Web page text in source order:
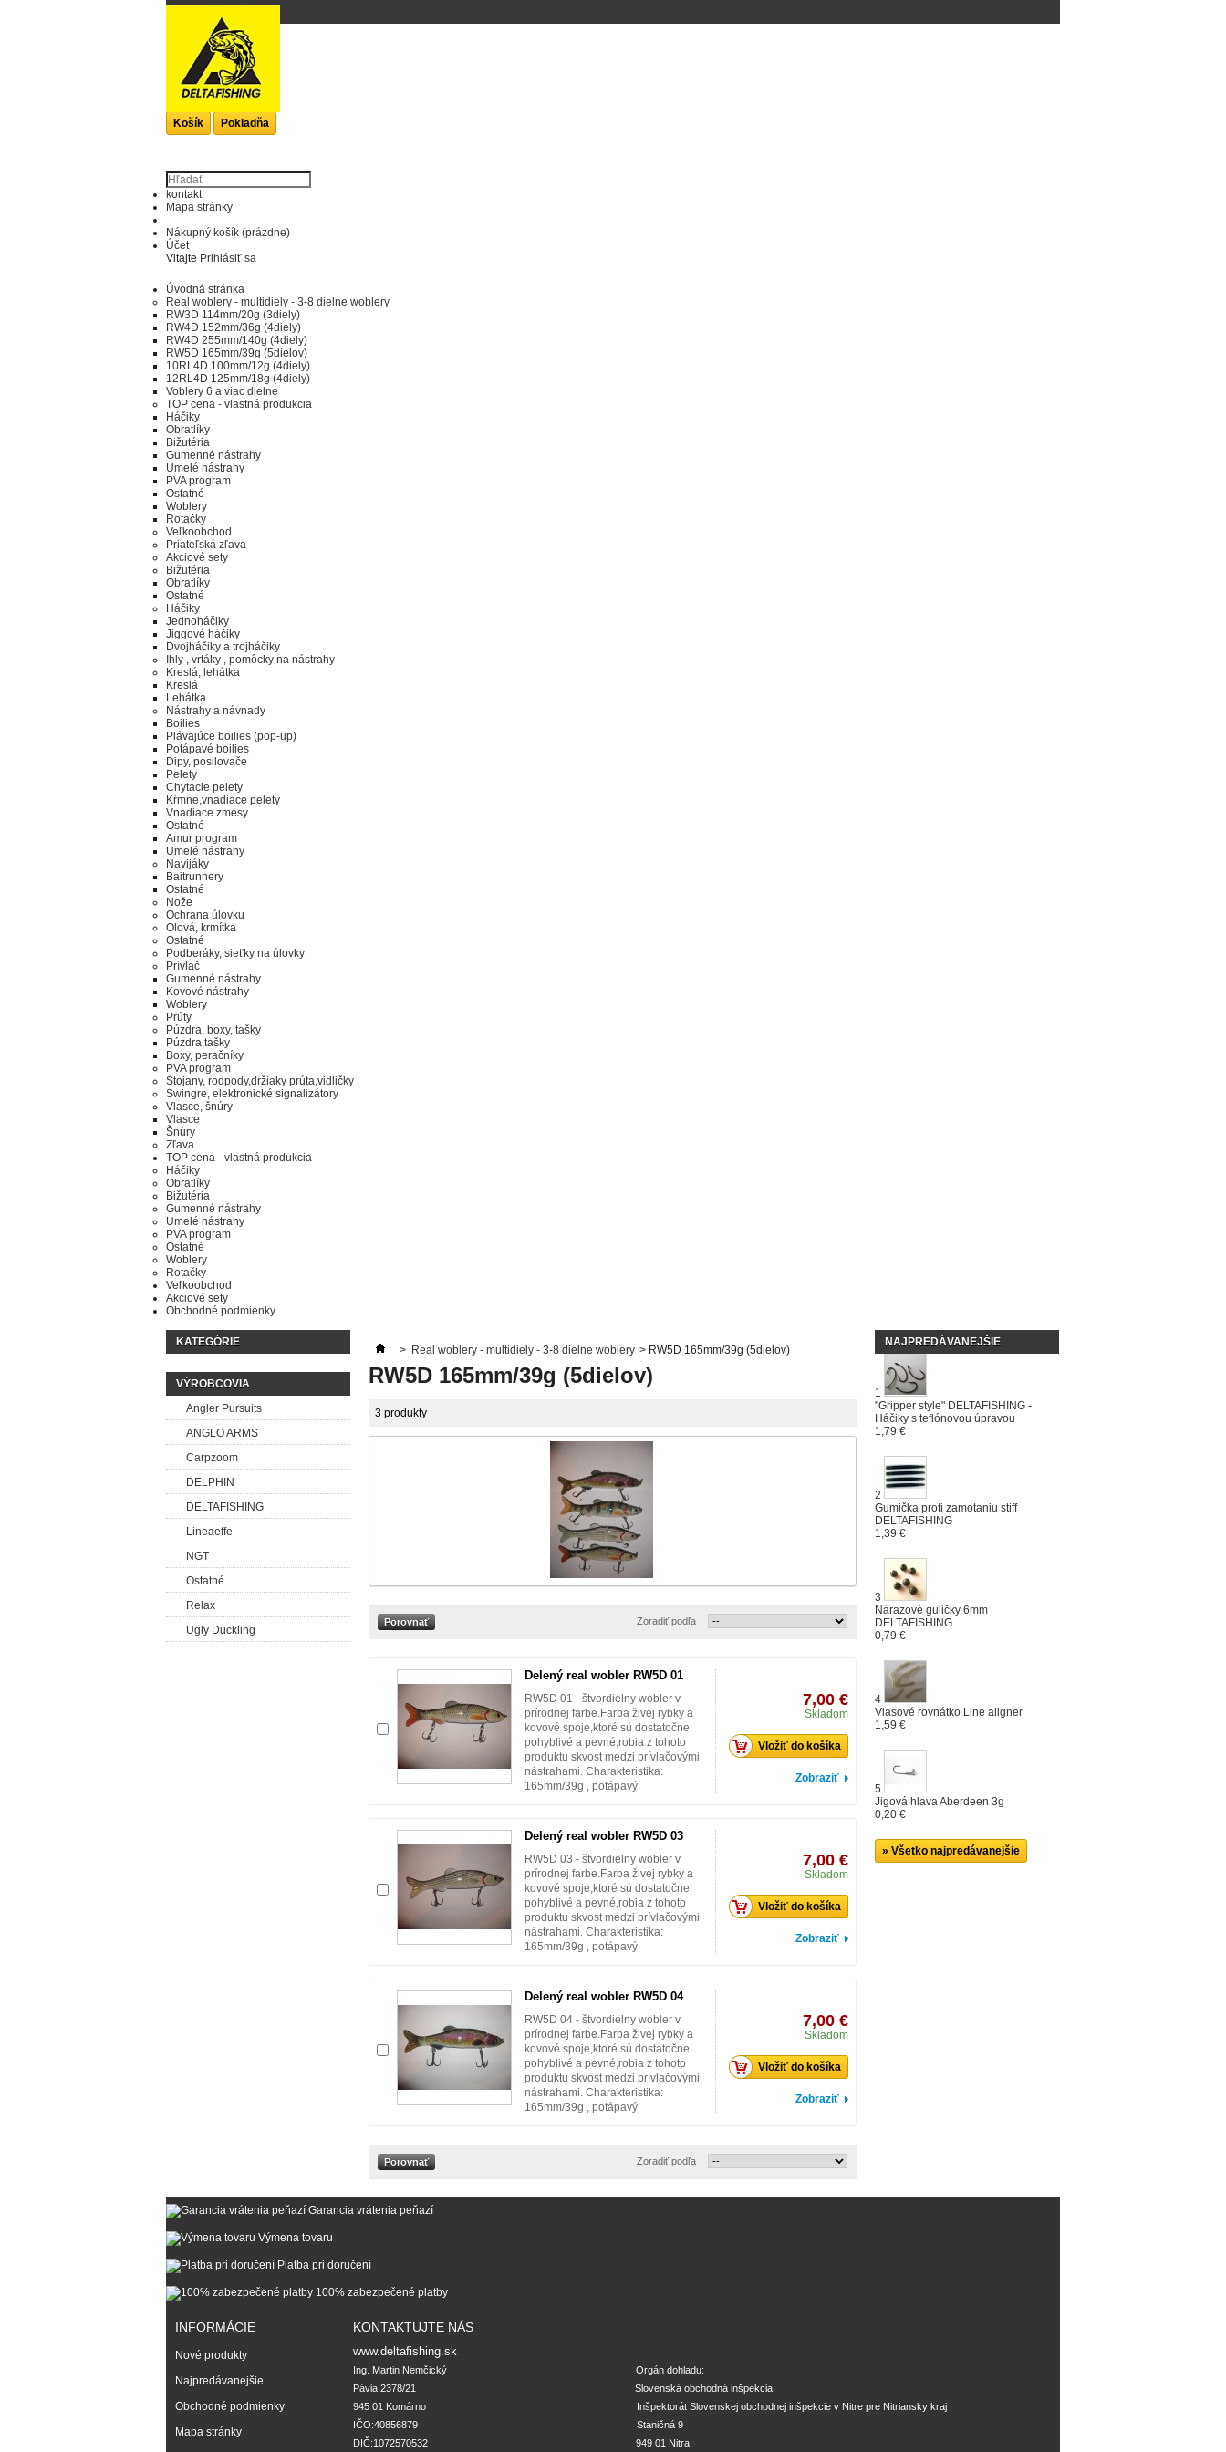
(prázdne)
Žiadne produkty
0,00 €
Poštovné
0,00 € Spolu
Košík Pokladňa
kontakt
Mapa stránky
Nákupný košík (prázdne)
Účet
Vitajte Prihlásiť sa
Úvodná stránka
Real woblery - multidiely - 3-8 dielne woblery
RW3D 114mm/20g (3diely)
RW4D 152mm/36g (4diely)
RW4D 255mm/140g (4diely)
RW5D 165mm/39g (5dielov)
10RL4D 100mm/12g (4diely)
12RL4D 125mm/18g (4diely)
Voblery 6 a viac dielne
TOP cena - vlastná produkcia
Háčiky
Obratlíky
Bižutéria
Gumenné nástrahy
Umelé nástrahy
PVA program
Ostatné
Woblery
Rotačky
Veľkoobchod
Priateľská zľava
Akciové sety
Bižutéria
Obratlíky
Ostatné
Háčiky
Jednoháčiky
Jiggové háčiky
Dvojháčiky a trojháčiky
Ihly , vrtáky , pomôcky na nástrahy
Kreslá, lehátka
Kreslá
Lehátka
Nástrahy a návnady
Boilies
Plávajúce boilies (pop-up)
Potápavé boilies
Dipy, posilovače
Pelety
Chytacie pelety
Kŕmne,vnadiace pelety
Vnadiace zmesy
Ostatné
Amur program
Umelé nástrahy
Navijáky
Baitrunnery
Ostatné
Nože
Ochrana úlovku
Olová, krmítka
Ostatné
Podberáky, sieťky na úlovky
Prívlač
Gumenné nástrahy
Kovové nástrahy
Woblery
Prúty
Púzdra, boxy, tašky
Púzdra,tašky
Boxy, peračníky
PVA program
Stojany, rodpody,držiaky prúta,vidličky
Swingre, elektronické signalizátory
Vlasce, šnúry
Vlasce
Šnúry
Zľava
TOP cena - vlastná produkcia
Háčiky
Obratlíky
Bižutéria
Gumenné nástrahy
Umelé nástrahy
PVA program
Ostatné
Woblery
Rotačky
Veľkoobchod
Akciové sety
Obchodné podmienky
KATEGÓRIE
VÝROBCOVIA
Angler Pursuits
ANGLO ARMS
Carpzoom
DELPHIN
DELTAFISHING
Lineaeffe
NGT
Ostatné
Relax
Ugly Duckling
> Real woblery - multidiely - 3-8 dielne woblery > RW5D 165mm/39g (5dielov)
RW5D 165mm/39g (5dielov)
3 produkty
Zoradiť podľa
Delený real wobler RW5D 01
RW5D 01 - štvordielny wobler v
prírodnej farbe.Farba živej rybky a
kovové spoje,ktoré sú dostatočne
pohyblivé a pevné,robia z tohoto
produktu skvost medzi prívlačovými
nástrahami. Charakteristika:
165mm/39g , potápavý
7,00 €
Skladom
Vložiť do košíka
Zobraziť
Delený real wobler RW5D 03
RW5D 03 - štvordielny wobler v
prírodnej farbe.Farba živej rybky a
kovové spoje,ktoré sú dostatočne
pohyblivé a pevné,robia z tohoto
produktu skvost medzi prívlačovými
nástrahami. Charakteristika:
165mm/39g , potápavý
7,00 €
Skladom
Vložiť do košíka
Zobraziť
Delený real wobler RW5D 04
RW5D 04 - štvordielny wobler v
prírodnej farbe.Farba živej rybky a
kovové spoje,ktoré sú dostatočne
pohyblivé a pevné,robia z tohoto
produktu skvost medzi prívlačovými
nástrahami. Charakteristika:
165mm/39g , potápavý
7,00 €
Skladom
Vložiť do košíka
Zobraziť
Zoradiť podľa
NAJPREDÁVANEJŠIE
1
"Gripper style" DELTAFISHING -
Háčiky s teflónovou úpravou
1,79 €
2
Gumička proti zamotaniu stiff
DELTAFISHING
1,39 €
3
Nárazové guličky 6mm
DELTAFISHING
0,79 €
4
Vlasové rovnátko Line aligner
1,59 €
5
Jigová hlava Aberdeen 3g
0,20 €
» Všetko najpredávanejšie
Garancia vrátenia peňazí
Výmena tovaru
Platba pri doručení
100% zabezpečené platby
INFORMÁCIE
Nové produkty
Najpredávanejšie
Obchodné podmienky
Mapa stránky
KONTAKTUJTE NÁS
www.deltafishing.sk
Ing. Martin Nemčický                                                                     Orgán dohladu:
Pávia 2378/21                                                                                Slovenská obchodná inšpekcia
945 01 Komárno                                                                             Inšpektorát Slovenskej obchodnej inšpekcie v Nitre pre Nitriansky kraj
IČO:40856879                                                                                Staničná 9
DIČ:1072570532                                                                            949 01 Nitra